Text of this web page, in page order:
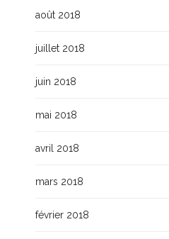
août 2018
juillet 2018
juin 2018
mai 2018
avril 2018
mars 2018
février 2018